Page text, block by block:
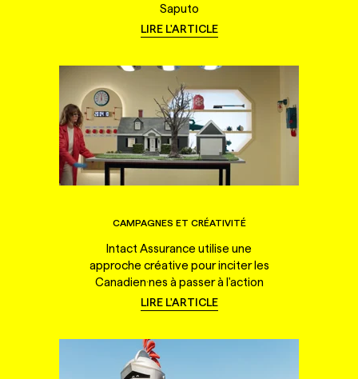
Saputo
LIRE L'ARTICLE
CAMPAGNES ET CRÉATIVITÉ
Intact Assurance utilise une
approche créative pour inciter les
Canadien·nes à passer à l'action
LIRE L'ARTICLE